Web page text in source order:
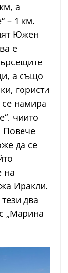
а
– 1 км.
Южен
е
а също
гористи
намира
чиито
Повече
да се
на
Иракли.
два
„Марина